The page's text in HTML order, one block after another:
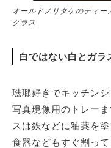
オールドノリタケのティー
グラス
白ではない白とガラ
琺瑯好きでキッチン
写真現像用のトレー
スは鉄などに釉薬を
食器などもすぐ割っ